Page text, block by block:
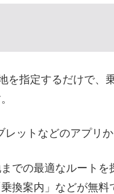
を指定するだけで
ットなどのアプリか
での最適なルート
換案内」などが無料